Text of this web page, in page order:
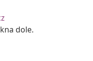
dole.